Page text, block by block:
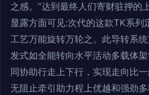
之感。”达到最终人们寄财驻押的
显露方面可见:次代的这款TK系列
工艺万能旋转万轮之。此导转系
发式如全能转向水平活动多载体
同协助行走上下行，实现走向比
无阻止牵引助力程上优越和强劲